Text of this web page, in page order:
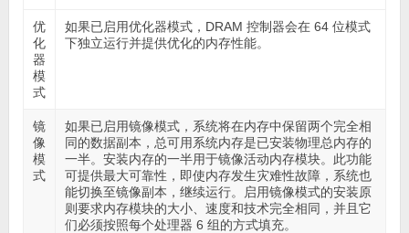
优
化
器
模
式
如果已启用优化器模式，DRAM 控制器会在 64 位模式
下独立运行并提供优化的内存性能。
镜
像
模
式
如果已启用镜像模式，系统将在内存中保留两个完全相
同的数据副本，总可用系统内存是已安装物理总内存的
一半。安装内存的一半用于镜像活动内存模块。此功能
可提供最大可靠性，即使内存发生灾难性故障，系统也
能切换至镜像副本，继续运行。启用镜像模式的安装原
则要求内存模块的大小、速度和技术完全相同，并且它
们必须按照每个处理器 6 组的方式填充。